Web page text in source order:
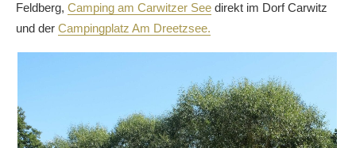
Feldberg, Camping am Carwitzer See direkt im Dorf Carwitz
und der Campingplatz Am Dreetzsee.